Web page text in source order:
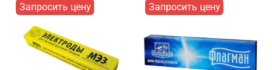
Запросить цену Запросить цену